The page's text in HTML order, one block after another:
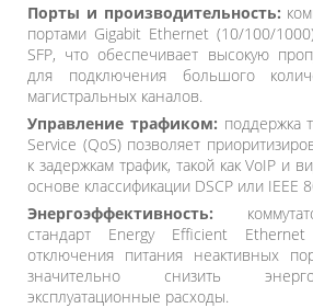
Порты и производительность:
портами Gigabit Ethernet (10/100/
SFP, что обеспечивает высокую
для подключения большого
магистральных каналов.
Управление трафиком: поддержка
Service (QoS) позволяет
к задержкам трафик, такой как VoIP и
основе классификации DSCP или IEEE
Энергоэффективность:
стандарт Energy Efficient
отключения питания неактивных
значительно снизить
эксплуатационные расходы.